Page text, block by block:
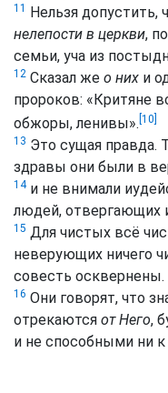
11 Нельзя допустить,
нелепости в церкви,
семьи, уча из
12 Сказал же о них и
пророков: «Критяне
обжоры, ленивы». [10]
13 Это сущая правда.
здравы они были в
14и не внимали
людей, отвергающих
15 Для чистых всё
неверующих ничего
совесть осквернены.
16 Они говорят, что
отрекаются от Него,
и не способными ни